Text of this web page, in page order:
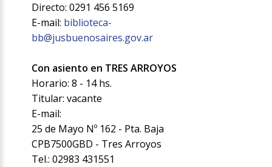
Directo: 0291 456 5169
E-mail: biblioteca-
bb@jusbuenosaires.gov.ar
Con asiento en TRES ARROYOS
Horario: 8 - 14 hs.
Titular: vacante
E-mail:
25 de Mayo Nº 162 - Pta. Baja
CPB7500GBD - Tres Arroyos
Tel.: 02983 431551